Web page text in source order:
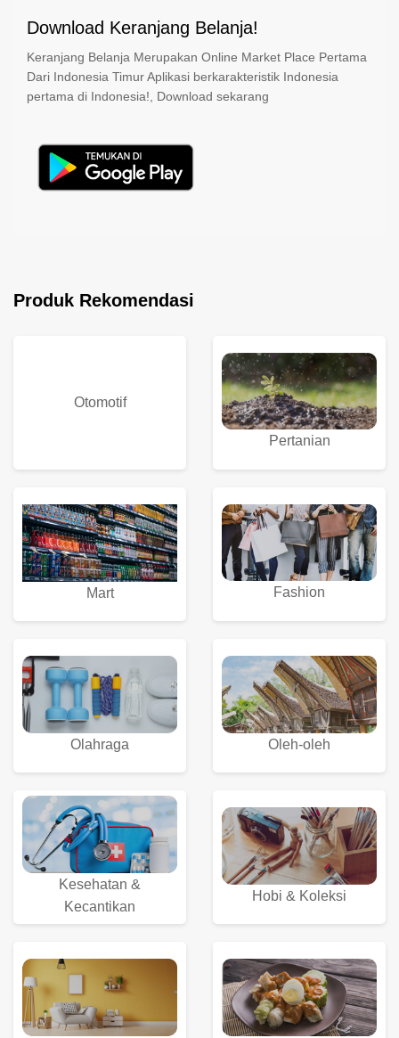
Download Keranjang Belanja!
Keranjang Belanja Merupakan Online Market Place Pertama
Dari Indonesia Timur Aplikasi berkarakteristik Indonesia
pertama di Indonesia!, Download sekarang
Produk Rekomendasi
Otomotif
Pertanian
Mart Fashion
Olahraga Oleh-oleh
Kesehatan &
Kecantikan
Hobi & Koleksi